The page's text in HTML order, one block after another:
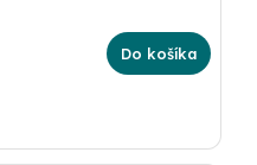
Do košíka